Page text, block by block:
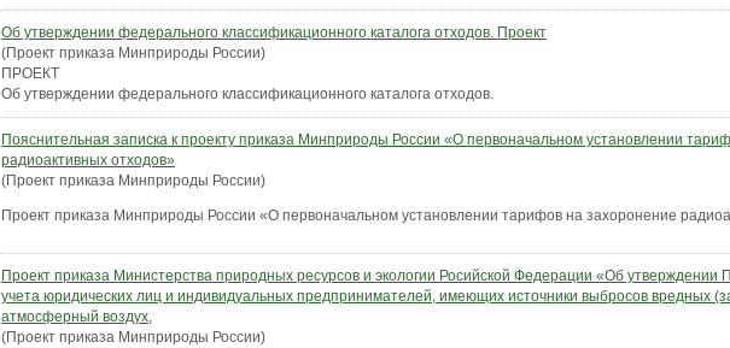
Об утверждении федерального классификационного каталога отходов. Проект
(Проект приказа Минприроды России)
ПРОЕКТ
Об утверждении федерального классификационного каталога отходов.
Пояснительная записка к проекту приказа Минприроды России «О первоначальном установлении
радиоактивных отходов»
(Проект приказа Минприроды России)
Проект приказа Минприроды России «О первоначальном установлении тарифов на захоронение
Проект приказа Министерства природных ресурсов и экологии Росийской Федерации «Об утверждении
учета юридических лиц и индивидуальных предпринимателей, имеющих источники выбросов вредных
атмосферный воздух,
(Проект приказа Минприроды России)